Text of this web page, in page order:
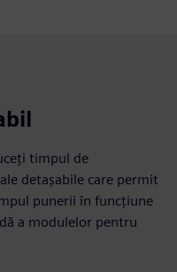
timpul de
detașabile care permit
punerii în funcțiune
a modulelor pentru